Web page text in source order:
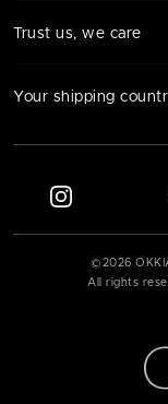
Trust us, we care
Your shipping
© 2026
All rights